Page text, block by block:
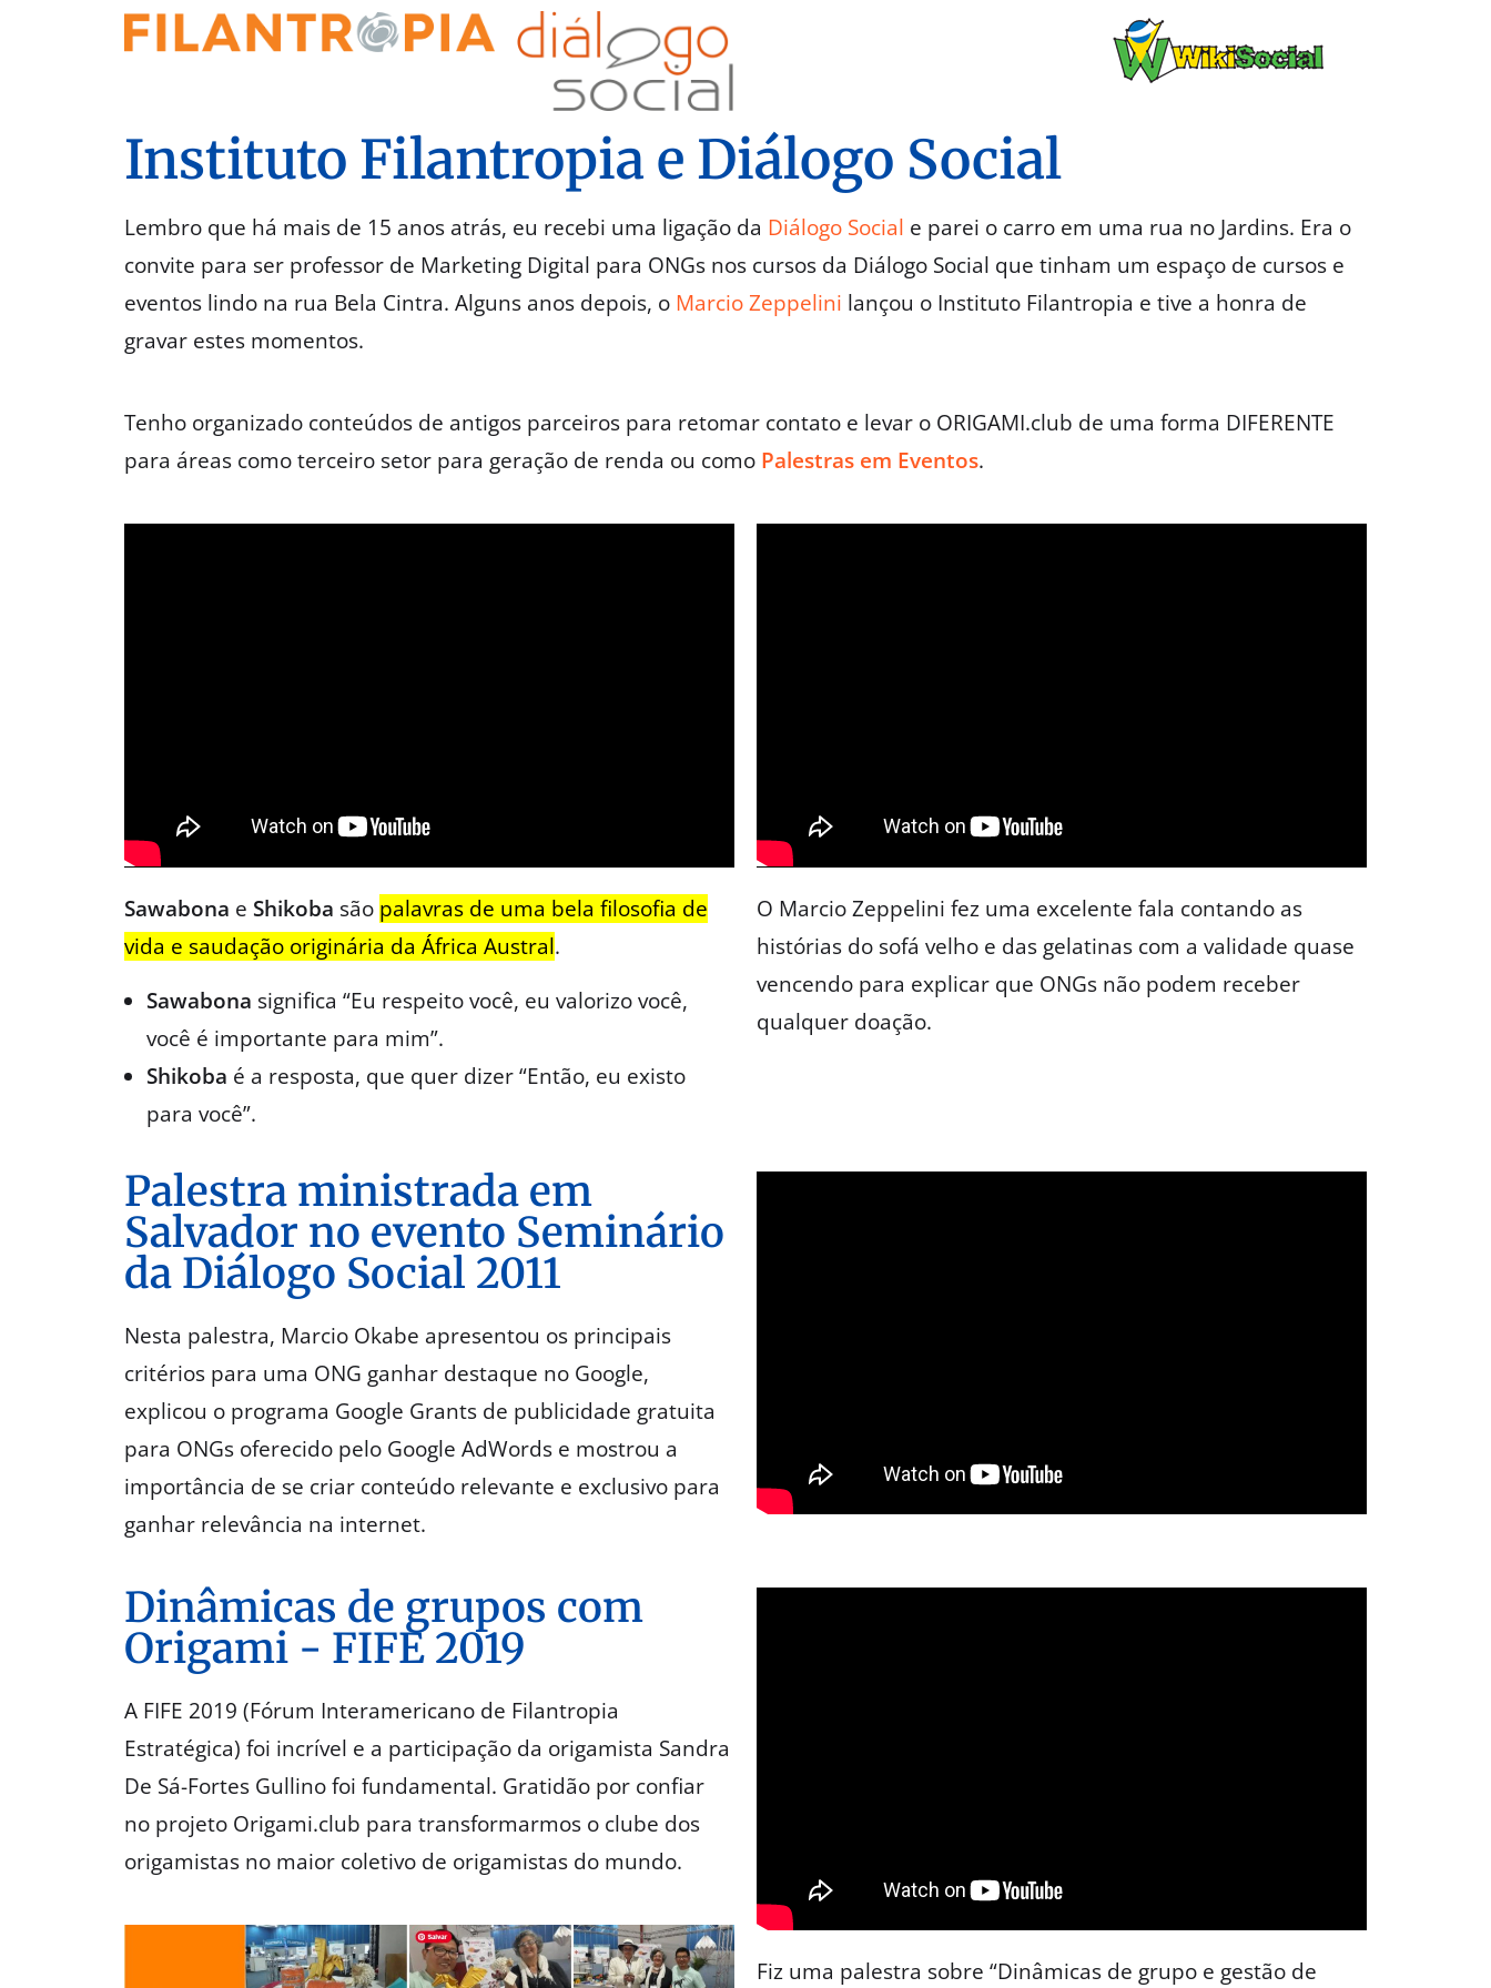
Instituto Filantropia e Diálogo Social
Lembro que há mais de 15 anos atrás, eu recebi uma ligação da Diálogo Social e parei o carro em uma rua no Jardins. Era o
convite para ser professor de Marketing Digital para ONGs nos cursos da Diálogo Social que tinham um espaço de cursos e
eventos lindo na rua Bela Cintra. Alguns anos depois, o Marcio Zeppelini lançou o Instituto Filantropia e tive a honra de
gravar estes momentos.
Tenho organizado conteúdos de antigos parceiros para retomar contato e levar o ORIGAMI.club de uma forma DIFERENTE
para áreas como terceiro setor para geração de renda ou como Palestras em Eventos.
Sawabona e Shikoba são palavras de uma bela filosofia de
vida e saudação originária da África Austral.
Sawabona significa “Eu respeito você, eu valorizo você,
você é importante para mim”.
Shikoba é a resposta, que quer dizer “Então, eu existo
para você”.
O Marcio Zeppelini fez uma excelente fala contando as
histórias do sofá velho e das gelatinas com a validade quase
vencendo para explicar que ONGs não podem receber
qualquer doação.
Palestra ministrada em
Salvador no evento Seminário
da Diálogo Social 2011
Nesta palestra, Marcio Okabe apresentou os principais
critérios para uma ONG ganhar destaque no Google,
explicou o programa Google Grants de publicidade gratuita
para ONGs oferecido pelo Google AdWords e mostrou a
importância de se criar conteúdo relevante e exclusivo para
ganhar relevância na internet.
Dinâmicas de grupos com
Origami - FIFE 2019
A FIFE 2019 (Fórum Interamericano de Filantropia
Estratégica) foi incrível e a participação da origamista Sandra
De Sá-Fortes Gullino foi fundamental. Gratidão por confiar
no projeto Origami.club para transformarmos o clube dos
origamistas no maior coletivo de origamistas do mundo.
Fiz uma palestra sobre “Dinâmicas de grupo e gestão de